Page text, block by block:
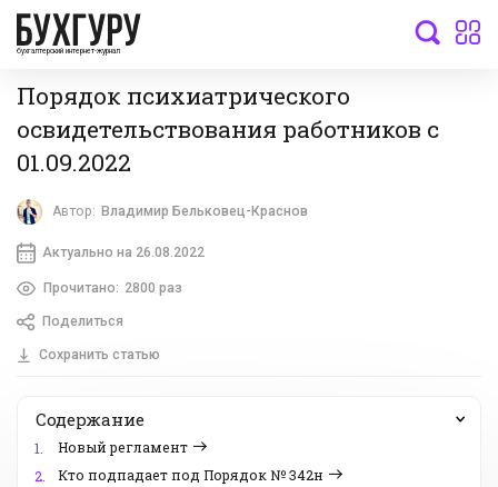
бухгалтерский интернет-журнал
Порядок психиатрического
освидетельствования работников с
01.09.2022
Автор: Владимир Бельковец-Краснов
Актуально на 26.08.2022
Прочитано: 2800 раз
Поделиться
Сохранить статью
Содержание
1.
Новый регламент
2.
Кто подпадает под Порядок № 342н